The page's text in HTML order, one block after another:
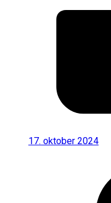
17. oktober 2024